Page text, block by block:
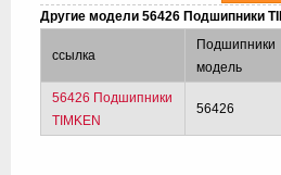
Другие модели 56426 Подшипники
ссылка
Подшипники
модель
56426 Подшипники
TIMKEN
56426